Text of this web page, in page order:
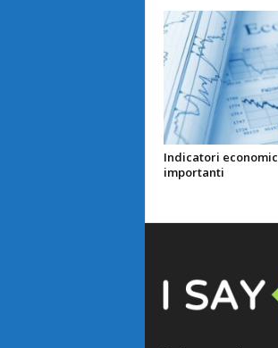
Indicatori
importanti